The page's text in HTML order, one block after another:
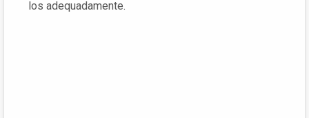
los adequadamente.